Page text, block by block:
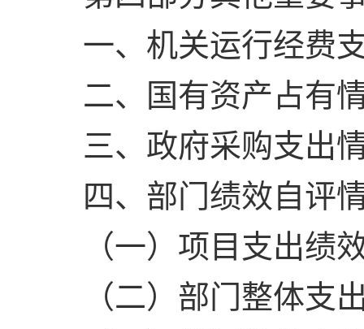
一、机关运行经费
二、国有资产占有
三、政府采购支出
四、部门绩效自评
（一）项目支出绩
（二）部门整体支